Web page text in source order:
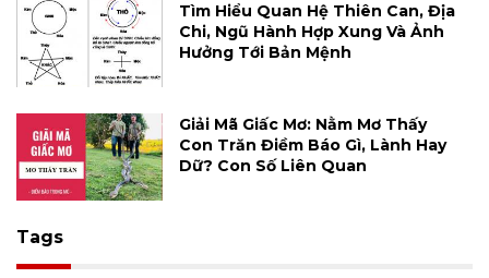
Tìm Hiểu Quan Hệ Thiên Can, Địa
Chi, Ngũ Hành Hợp Xung Và Ảnh
Hưởng Tới Bản Mệnh
Giải Mã Giấc Mơ: Nằm Mơ Thấy
Con Trăn Điềm Báo Gì, Lành Hay
Dữ? Con Số Liên Quan
Tags